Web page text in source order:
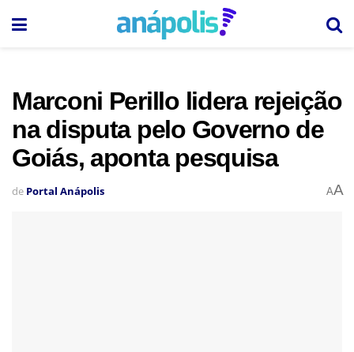
Marconi Perillo lidera rejeição
na disputa pelo Governo de
Goiás, aponta pesquisa
de Portal Anápolis AA